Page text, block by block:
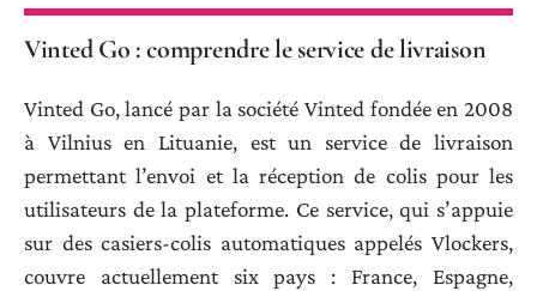
Vinted Go : comprendre le service de livraison
Vinted Go, lancé par la société Vinted fondée en 2008
à Vilnius en Lituanie, est un service de livraison
permettant l’envoi et la réception de colis pour les
utilisateurs de la plateforme. Ce service, qui s’appuie
sur des casiers-colis automatiques appelés Vlockers,
couvre actuellement six pays : France, Espagne,